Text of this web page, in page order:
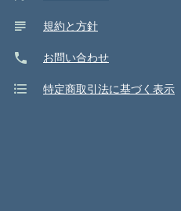
subject 規約と方針
phone お問い合わせ
format_list_bulleted 特定商取引法に基づく表示